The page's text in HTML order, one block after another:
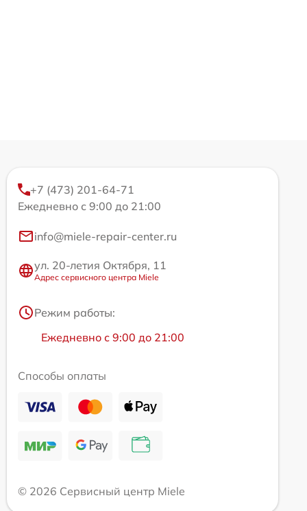
+7 (473) 201-64-71
Ежедневно с 9:00 до 21:00
info@miele-repair-center.ru
ул. 20-летия Октября, 11
Адрес сервисного центра Miele
Режим работы:
Ежедневно с 9:00 до 21:00
Способы оплаты
© 2026 Сервисный центр Miele